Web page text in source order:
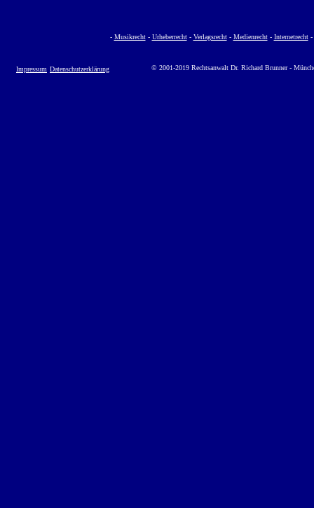
- Musikrecht- Urheberrecht- Verlagsrecht- Medienrecht- Internetrecht-
Impressum Datenschutzerklärung © 2001-2019 Rechtsanwalt Dr. Richard Brunner -